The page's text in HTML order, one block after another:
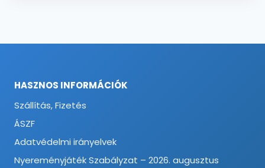
HASZNOS INFORMÁCIÓK
Szállítás, Fizetés
ÁSZF
Adatvédelmi irányelvek
Nyereményjáték Szabályzat – 2026. augusztus